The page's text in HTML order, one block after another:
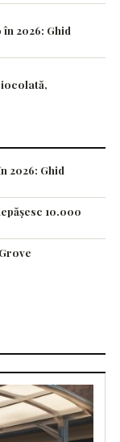
2026: Ghid
2026: Ghid
10.000